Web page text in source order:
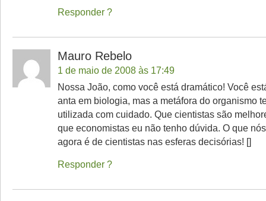
Responder
Mauro Rebelo
1 de maio de 2008 às 17:49
Nossa João, como você está dramático! Você
anta em biologia, mas a metáfora do organismo
utilizada com cuidado. Que cientistas são
que economistas eu não tenho dúvida. O que
agora é de cientistas nas esferas decisórias! []
Responder